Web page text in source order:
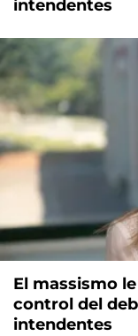
intendentes
El massismo
control del
intendentes